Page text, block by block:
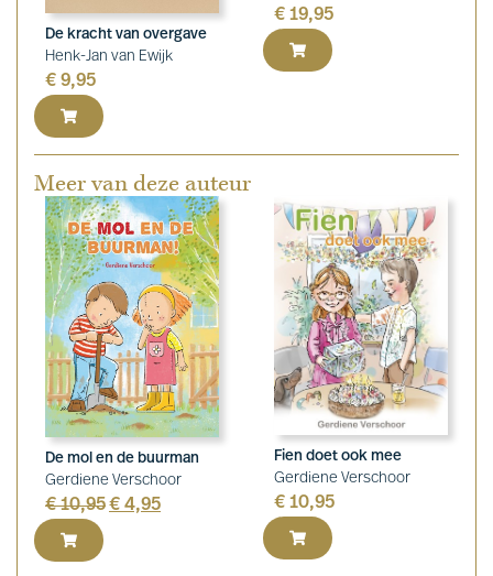
De kracht van overgave
Henk-Jan van Ewijk
€ 9,95
€ 19,95
Meer van deze auteur
De mol en de buurman
Gerdiene Verschoor
€10,95€ 4,95
Fien doet ook mee
Gerdiene Verschoor
€ 10,95